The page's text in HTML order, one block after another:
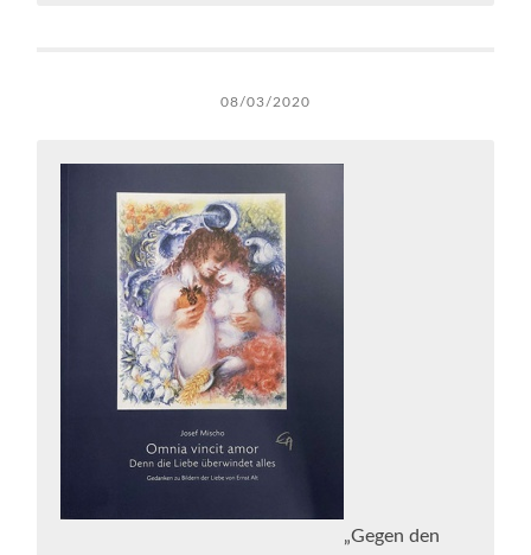
08/03/2020
„Gegen den